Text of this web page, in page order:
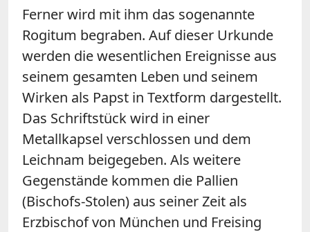
Ferner wird mit ihm das sogenannte
Rogitum begraben. Auf dieser Urkunde
werden die wesentlichen Ereignisse aus
seinem gesamten Leben und seinem
Wirken als Papst in Textform dargestellt.
Das Schriftstück wird in einer
Metallkapsel verschlossen und dem
Leichnam beigegeben. Als weitere
Gegenstände kommen die Pallien
(Bischofs-Stolen) aus seiner Zeit als
Erzbischof von München und Freising